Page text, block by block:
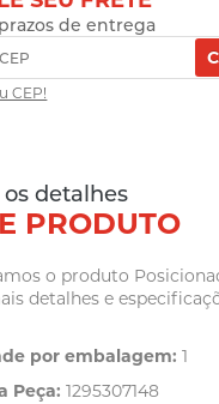
de entrega
CEP!
detalhes
PRODUTO
o produto
detalhes e
por embalagem: 1
Peça: 1295307148